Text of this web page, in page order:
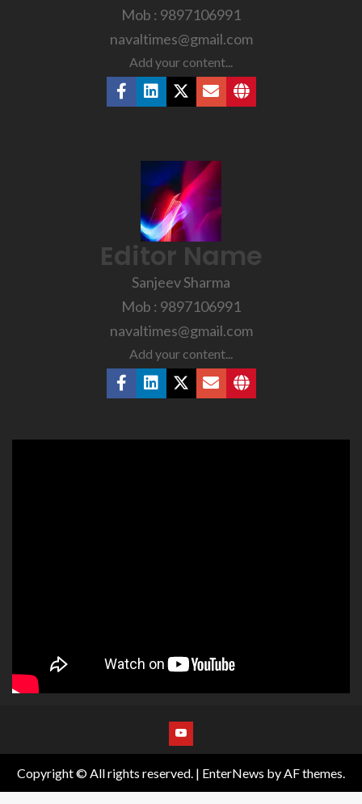
Mob : 9897106991
navaltimes@gmail.com
Add your content...
Editor Name
Sanjeev Sharma
Mob : 9897106991
navaltimes@gmail.com
Add your content...
Copyright © All rights reserved. | EnterNews by AF themes.